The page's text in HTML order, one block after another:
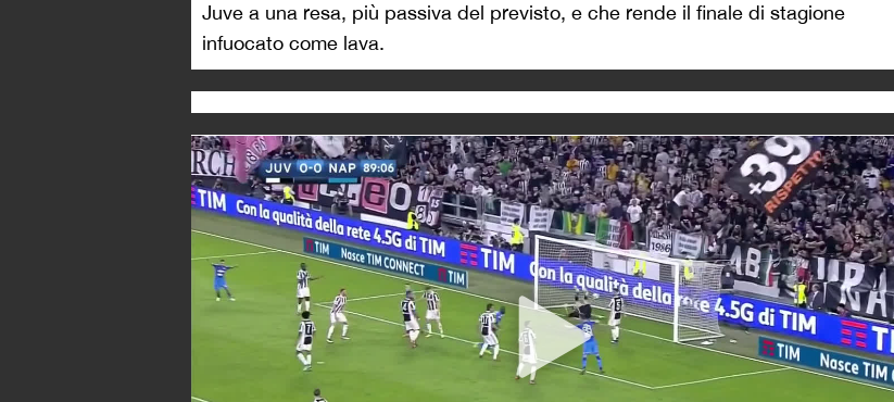
Juve a una resa, più passiva del previsto, e che rende il finale di stagione
infuocato come lava.